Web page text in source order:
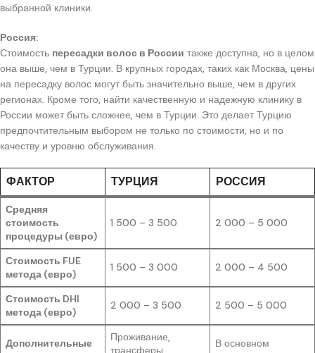
выбранной клиники.
Россия:
Стоимость пересадки волос в России также доступна, но в целом
она выше, чем в Турции. В крупных городах, таких как Москва, цены
на пересадку волос могут быть значительно выше, чем в других
регионах. Кроме того, найти качественную и надежную клинику в
России может быть сложнее, чем в Турции. Это делает Турцию
предпочтительным выбором не только по стоимости, но и по
качеству и уровню обслуживания.
ФАКТОР ТУРЦИЯ РОССИЯ
Средняя
стоимость
процедуры (евро)
1 500 – 3 500 2 000 – 5 000
Стоимость FUE
метода (евро)
1 500 – 3 000 2 000 – 4 500
Стоимость DHI
метода (евро)
2 000 – 3 500 2 500 – 5 000
Дополнительные
Проживание,
трансферы,
В основном